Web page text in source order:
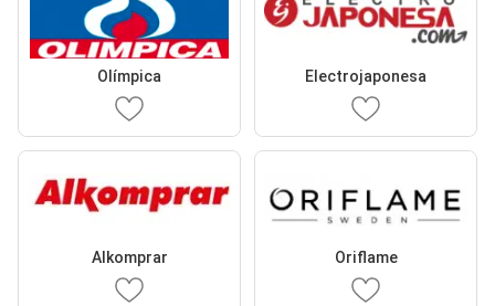
Olímpica Electrojaponesa
Alkomprar Oriflame